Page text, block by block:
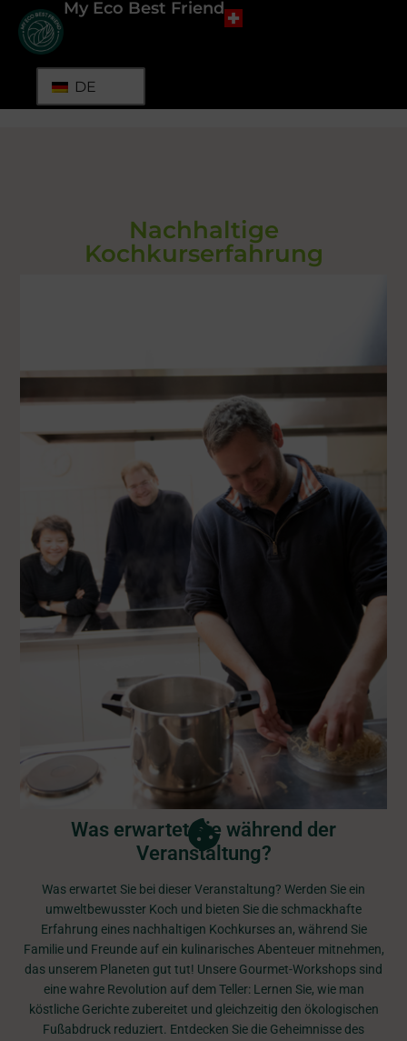
My Eco Best Friend
DE
Nachhaltige
Kochkurserfahrung
Was erwartet Sie während der
Veranstaltung?
Was erwartet Sie bei dieser Veranstaltung? Werden Sie ein
umweltbewusster Koch und bieten Sie die schmackhafte
Erfahrung eines nachhaltigen Kochkurses an, während Sie
Familie und Freunde auf ein kulinarisches Abenteuer mitnehmen,
das unserem Planeten gut tut! Unsere Gourmet-Workshops sind
eine wahre Revolution auf dem Teller: Lernen Sie, wie man
köstliche Gerichte zubereitet und gleichzeitig den ökologischen
Fußabdruck reduziert. Entdecken Sie die Geheimnisse des